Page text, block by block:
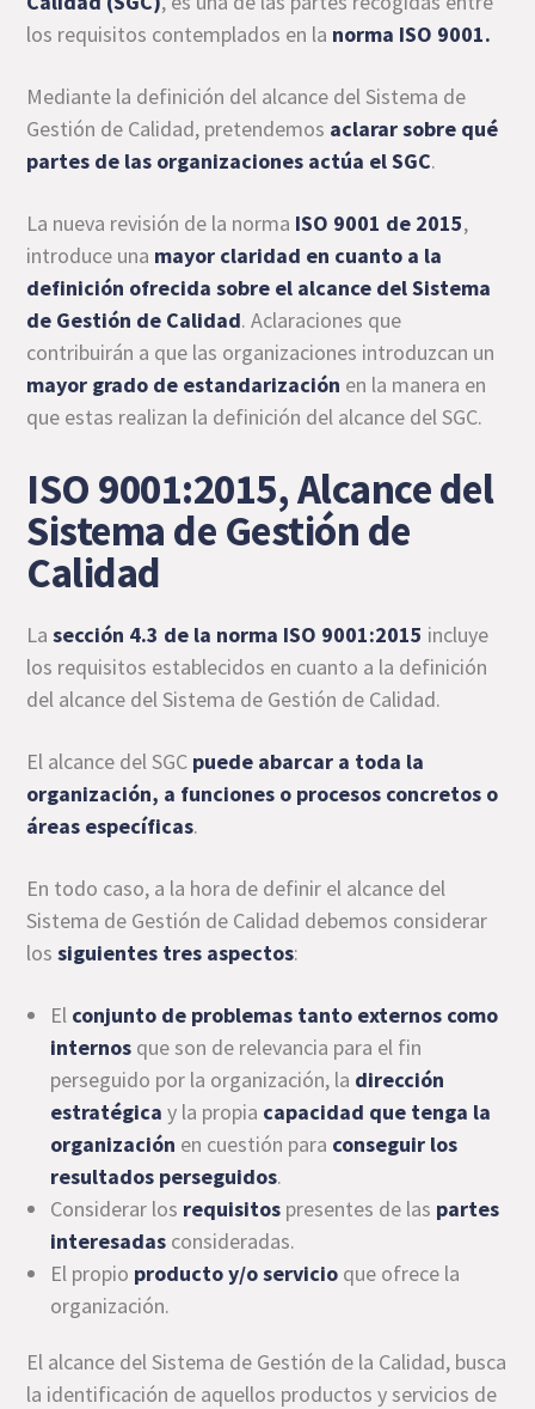
los requisitos contemplados en la norma ISO 9001.
Mediante la definición del alcance del Sistema de
Gestión de Calidad, pretendemos aclarar sobre qué
partes de las organizaciones actúa el SGC.
La nueva revisión de la norma ISO 9001 de 2015,
introduce una mayor claridad en cuanto a la
definición ofrecida sobre el alcance del Sistema
de Gestión de Calidad. Aclaraciones que
contribuirán a que las organizaciones introduzcan un
mayor grado de estandarización en la manera en
que estas realizan la definición del alcance del SGC.
ISO 9001:2015, Alcance del
Sistema de Gestión de
Calidad
La sección 4.3 de la norma ISO 9001:2015 incluye
los requisitos establecidos en cuanto a la definición
del alcance del Sistema de Gestión de Calidad.
El alcance del SGC puede abarcar a toda la
organización, a funciones o procesos concretos o
áreas específicas.
En todo caso, a la hora de definir el alcance del
Sistema de Gestión de Calidad debemos considerar
los siguientes tres aspectos:
El conjunto de problemas tanto externos como
internos que son de relevancia para el fin
perseguido por la organización, la dirección
estratégica y la propia capacidad que tenga la
organización en cuestión para conseguir los
resultados perseguidos.
Considerar los requisitos presentes de las partes
interesadas consideradas.
El propio producto y/o servicio que ofrece la
organización.
El alcance del Sistema de Gestión de la Calidad, busca
la identificación de aquellos productos y servicios de